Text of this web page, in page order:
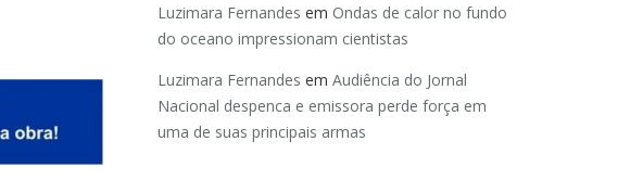
Luzimara Fernandes em Ondas de calor no fundo
do oceano impressionam cientistas
Luzimara Fernandes em Audiência do Jornal
Nacional despenca e emissora perde força em
uma de suas principais armas